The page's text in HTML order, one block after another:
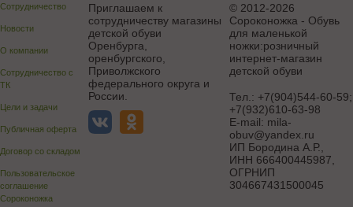
Сотрудничество
Новости
О компании
Сотрудничество с
ТК
Цели и задачи
Публичная оферта
Договор со складом
Пользовательское
соглашение
Сороконожка
Приглашаем к
сотрудничеству магазины
детской обуви
Оренбурга,
оренбургского,
Приволжского
федерального округа и
России.
© 2012-2026
Сороконожка - Обувь
для маленькой
ножки:розничный
интернет-магазин
детской обуви
Тел.: +7(904)544-60-59;
+7(932)610-63-98
E-mail: mila-
obuv@yandex.ru
ИП Бородина А.Р.
ИНН 666400445987,
ОГРНИП
304667431500045